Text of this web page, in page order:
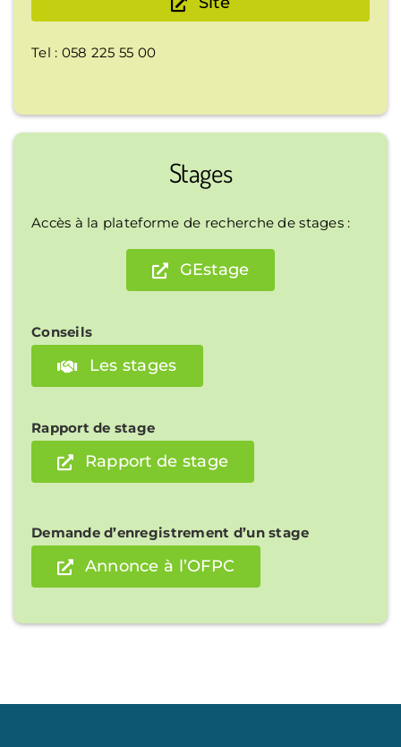
Tel : 058 225 55 00
Stages
Accès à la plateforme de recherche de stages :
GEstage
Conseils
Les stages
Rapport de stage
Rapport de stage
Demande d’enregistrement d’un stage
Annonce à l’OFPC